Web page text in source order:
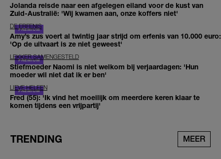
Jolanda reisde naar een afgelegen eiland voor de kust van
Zuid-Australië: 'Wij kwamen aan, onze koffers niet'
DE ERFENIS
Amy’s zus voert al twintig jaar strijd om erfenis van 10.000 euro:
'Op de uitvaart is ze niet geweest'
LEKKER SAMENGESTELD
Stiefmoeder Naomi is niet welkom bij verjaardagen: 'Hun
moeder wil niet dat ik er ben'
LIEVE HELEEN
Fred (55): 'Ik vind het moeilijk om meerdere keren klaar te
komen tijdens een vrijpartij'
TRENDING MEER